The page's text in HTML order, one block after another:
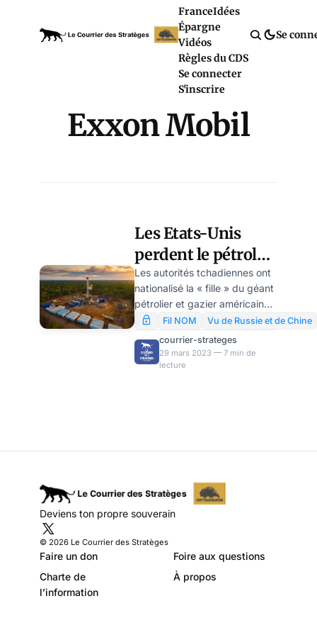
FranceIdées
Épargne
Vidéos
Règles du CDS
Se connecter
S'inscrire
Se
Exxon Mobil
Les Etats-Unis
perdent le pétrole
africain, par Youri
Zainashe
Les autorités tchadiennes ont
nationalisé la « fille » du géant
pétrolier et gazier américain
Exxon Mobil. Jusqu’à
récemment, le Tchad était
considéré comme le principal
pilier de l’Occident en Afrique
Fil NOM
Vu de Russie et de Chine
courrier-strateges
29 mars 2023 — 7 min de
lecture
Deviens ton propre souverain
© 2026 Le Courrier des Stratèges
Faire un don
Foire aux questions
Charte de
l’information
À propos